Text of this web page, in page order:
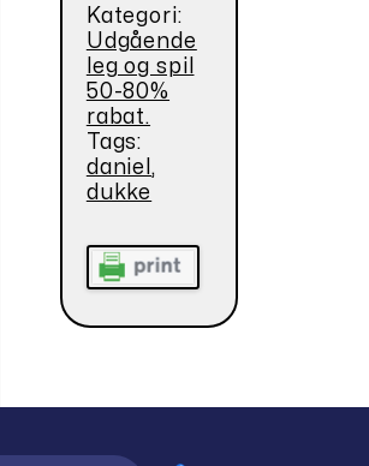
Kategori:
Udgående
leg og spil
50-80%
rabat.
Tags:
daniel ,
dukke